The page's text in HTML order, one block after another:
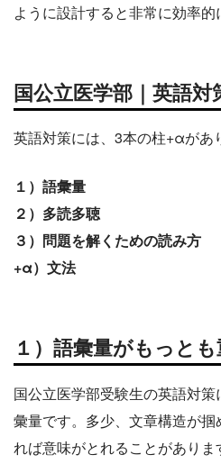
ように設計すると非常に効率的
国公立医学部｜英語対
英語対策には、3本の柱+αがあ
１）語彙量
２）多読多聴
３）問題を解くための読み方
+α）文法
１）語彙量がもっと
国公立医学部受験生の英語対
彙量です。多少、文章構造が
れば意味がとれることがありま